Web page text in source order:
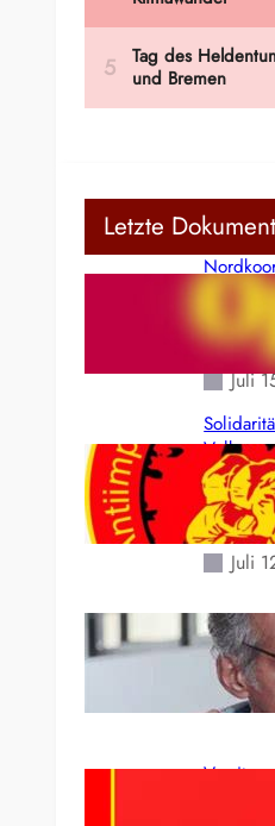
Letzte
der
Juli
Volk
Leben
24. Juni!
Juli
Indien:
von K.
Juli
Leben